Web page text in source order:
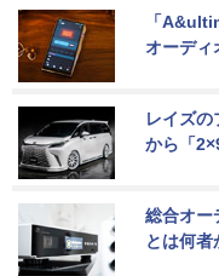
「
オーディ
レイズ
から「
総合オー
とは何者